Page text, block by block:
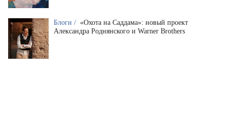
Блоги / «Охота на Саддама»: новый проект
Александра Роднянского и Warner Brothers